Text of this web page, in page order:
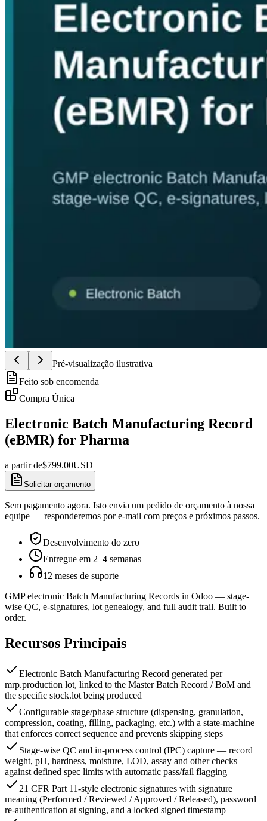
Pré-visualização ilustrativa
Feito sob encomenda
Compra Única
Electronic Batch Manufacturing Record
(eBMR) for Pharma
a partir de$799.00USD
Solicitar orçamento
Sem pagamento agora. Isto envia um pedido de orçamento à nossa
equipe — responderemos por e-mail com preços e próximos passos.
Desenvolvimento do zero
Entregue em 2–4 semanas
12 meses de suporte
GMP electronic Batch Manufacturing Records in Odoo — stage-
wise QC, e-signatures, lot genealogy, and full audit trail. Built to
order.
Recursos Principais
Electronic Batch Manufacturing Record generated per
mrp.production lot, linked to the Master Batch Record / BoM and
the specific stock.lot being produced
Configurable stage/phase structure (dispensing, granulation,
compression, coating, filling, packaging, etc.) with a state-machine
that enforces correct sequence and prevents skipping steps
Stage-wise QC and in-process control (IPC) capture — record
weight, pH, hardness, moisture, LOD, assay and other checks
against defined spec limits with automatic pass/fail flagging
21 CFR Part 11-style electronic signatures with signature
meaning (Performed / Reviewed / Approved / Released), password
re-authentication at signing, and a locked signed timestamp